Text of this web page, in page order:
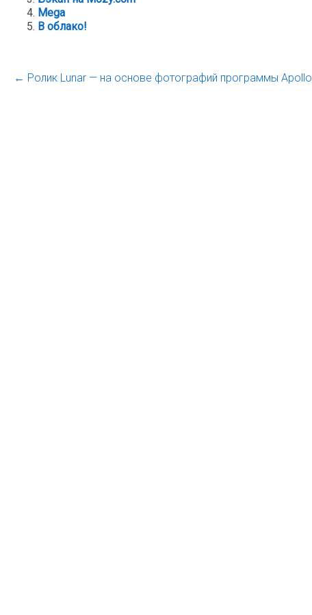
Mega
В облако!
← Ролик Lunar — на основе фотографий программы Apollo